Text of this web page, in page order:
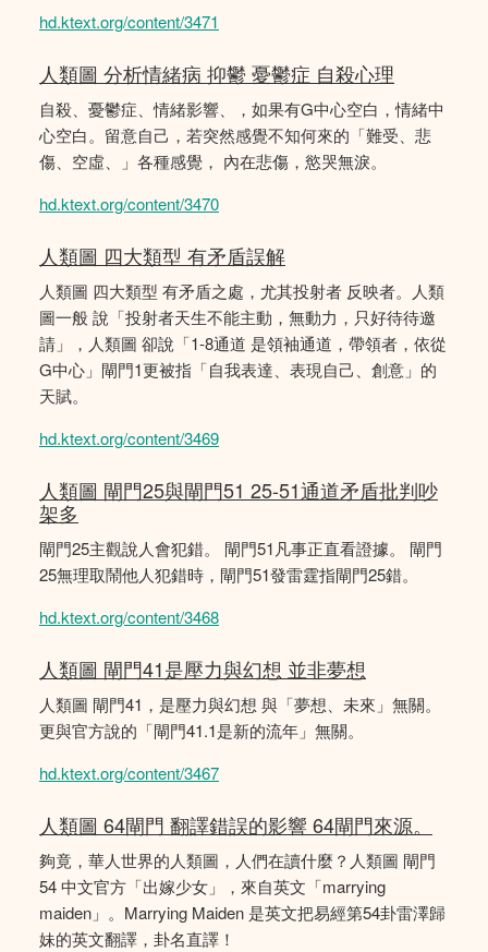
hd.ktext.org/content/3471
人類圖 分析情緒病 抑鬱 憂鬱症 自殺心理
自殺、憂鬱症、情緒影響、，如果有G中心空白，情緒中
心空白。留意自己，若突然感覺不知何來的「難受、悲
傷、空虛、」各種感覺， 內在悲傷，慾哭無淚。
hd.ktext.org/content/3470
人類圖 四大類型 有矛盾誤解
人類圖 四大類型 有矛盾之處，尤其投射者 反映者。人類
圖一般 說「投射者天生不能主動，無動力，只好待待邀
請」，人類圖 卻說「1-8通道 是領袖通道，帶領者，依從
G中心」閘門1更被指「自我表達、表現自己、創意」的
天賦。
hd.ktext.org/content/3469
人類圖 閘門25與閘門51 25-51通道矛盾批判吵
架多
閘門25主觀說人會犯錯。 閘門51凡事正直看證據。 閘門
25無理取鬧他人犯錯時，閘門51發雷霆指閘門25錯。
hd.ktext.org/content/3468
人類圖 閘門41是壓力與幻想 並非夢想
人類圖 閘門41，是壓力與幻想 與「夢想、未來」無關。
更與官方說的「閘門41.1是新的流年」無關。
hd.ktext.org/content/3467
人類圖 64閘門 翻譯錯誤的影響 64閘門來源。
夠竟，華人世界的人類圖，人們在讀什麼？人類圖 閘門
54 中文官方「出嫁少女」，來自英文「marrying
maiden」。Marrying Maiden 是英文把易經第54卦雷澤歸
妹的英文翻譯，卦名直譯！